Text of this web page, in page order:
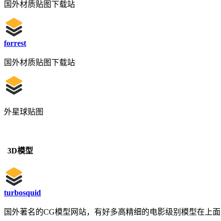
国外材质贴图下载站
forrest
国外材质贴图下载站
外星球贴图
3D模型
turbosquid
国外著名的CG模型网站，有好多高精细的电影级别模型在上